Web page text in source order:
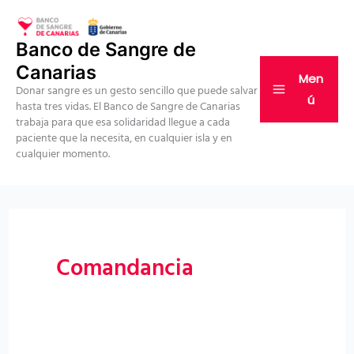
contenido
Banco de Sangre de
Canarias
Donar sangre es un gesto sencillo que puede salvar
hasta tres vidas. El Banco de Sangre de Canarias
trabaja para que esa solidaridad llegue a cada
paciente que la necesita, en cualquier isla y en
cualquier momento.
Men
ú
Comandancia